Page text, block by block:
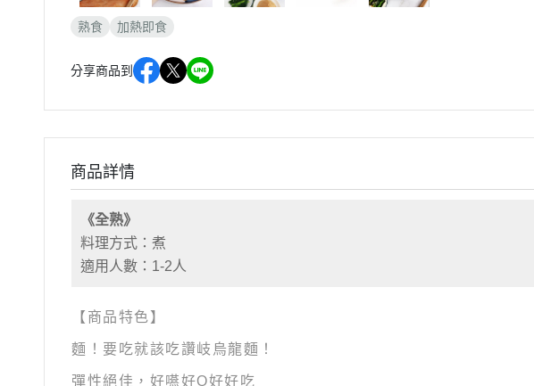
熟食 加熱即食
分享商品到
商品詳情
《全熟》
料理方式：煮
適用人數：1-2人
【商品特色】
麵！要吃就該吃讚岐烏龍麵！
彈性絕佳，好嚥好Q好好吃